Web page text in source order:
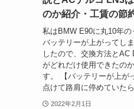
のか紹介・工賃の節
私はBMW E90に丸10年
バッテリーが上がってし
したので、交換方法とAC
がどれだけ使用できたの
す。 【バッテリーが上が
点けて路肩に停めていた
2022年2月1日